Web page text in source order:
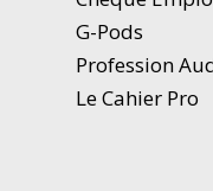
G-Pods
Profession
Le Cahier Pro